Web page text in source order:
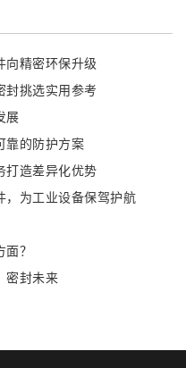
向精密环保升级
封挑选实用参考
展
靠的防护方案
打造差异化优势
，为工业设备保驾护航
？
密封未来